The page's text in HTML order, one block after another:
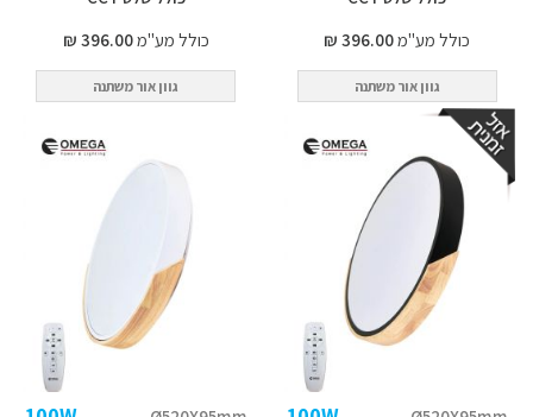
כולל מע"מ396.00 ₪
גוון אור משתנה
כולל מע"מ396.00 ₪
גוון אור משתנה